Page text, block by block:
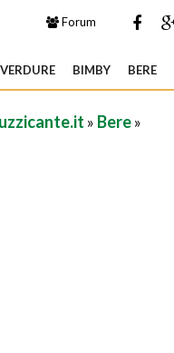
Forum
VERDURE BIMBY BERE
» Bere»